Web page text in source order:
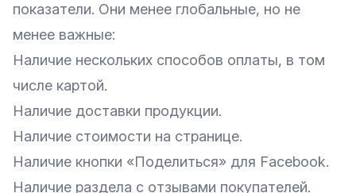
показатели. Они менее глобальные, но не
менее важные:
Наличие нескольких способов оплаты, в том
числе картой.
Наличие доставки продукции.
Наличие стоимости на странице.
Наличие кнопки «Поделиться» для Facebook.
Наличие раздела с отзывами покупателей.